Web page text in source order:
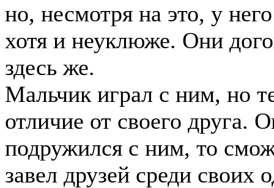
но, несмотря на это, у
хотя и неуклюже. Они
здесь же.
Мальчик играл с ним, но
отличие от своего друга.
подружился с ним, то
завел друзей среди своих